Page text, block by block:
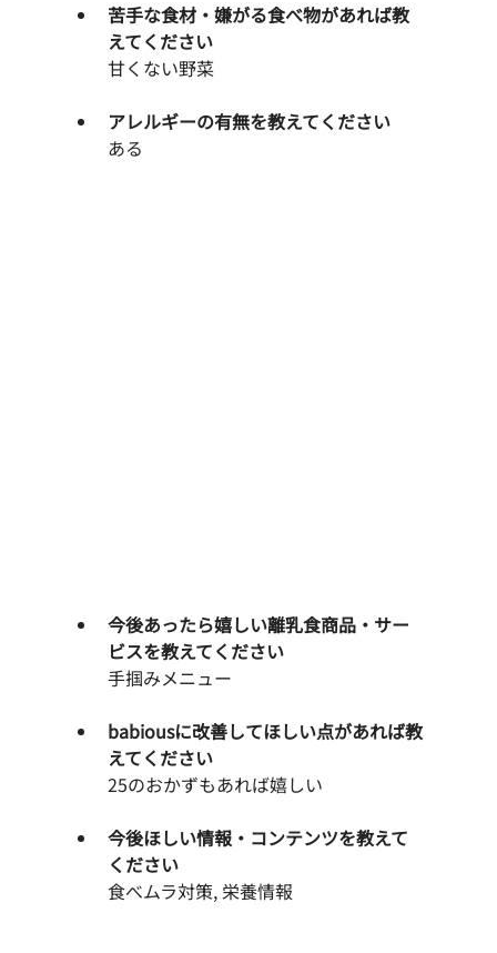
苦手な食材・嫌がる食べ物があれば教
えてください
甘くない野菜
アレルギーの有無を教えてください
ある
今後あったら嬉しい離乳食商品・サー
ビスを教えてください
手掴みメニュー
babiousに改善してほしい点があれば教
えてください
25のおかずもあれば嬉しい
今後ほしい情報・コンテンツを教えて
ください
食べムラ対策, 栄養情報